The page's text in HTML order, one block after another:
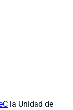
la Unidad de